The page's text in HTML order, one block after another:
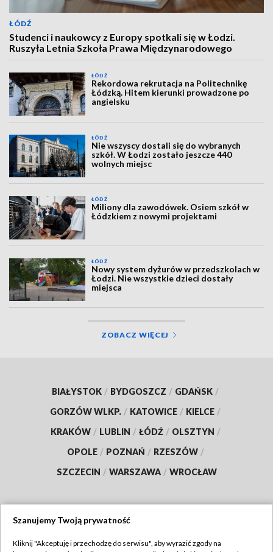
ŁÓDŹ
Studenci i naukowcy z Europy spotkali się w Łodzi.
Ruszyła Letnia Szkoła Prawa Międzynarodowego
ŁÓDŹ
Rekordowa rekrutacja na Politechnikę
Łódzką. Hitem kierunki prowadzone po
angielsku
ŁÓDŹ
Nie wszyscy dostali się do wybranych
szkół. W Łodzi zostało jeszcze 440
wolnych miejsc
ŁÓDŹ
Miliony dla zawodówek. Osiem szkół w
Łódzkiem z nowymi projektami
ŁÓDŹ
Nowy system dyżurów w przedszkolach w
Łodzi. Nie wszystkie dzieci dostały
miejsca
ZOBACZ WIĘCEJ
BIAŁYSTOK / BYDGOSZCZ / GDAŃSK /
GORZÓW WLKP. / KATOWICE / KIELCE /
KRAKÓW / LUBLIN / ŁÓDŹ / OLSZTYN /
OPOLE / POZNAŃ / RZESZÓW /
SZCZECIN / WARSZAWA / WROCŁAW
Szanujemy Twoją prywatność
Kliknij "Akceptuję i przechodzę do serwisu", aby wyrazić zgody na